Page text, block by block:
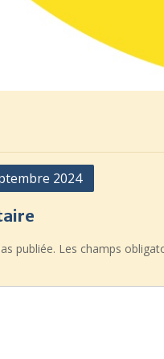
2024
publiée. Les champs